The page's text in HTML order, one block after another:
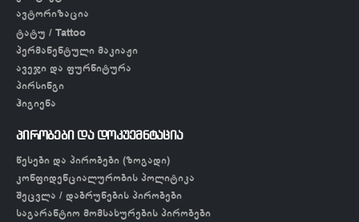
ავტორიზაცია
ტატუ / Tattoo
პერმანენტული მაკიაჟი
ავეჯი და ფურნიტურა
პირსინგი
ჰიგიენა
პირობები და დოკუემნტაცია
წესები და პირობები (ზოგადი)
კონფიდენციალურობის პოლიტიკა
შეცვლა / დაბრუნების პირობები
საგარანტიო მომსახურების პირობები